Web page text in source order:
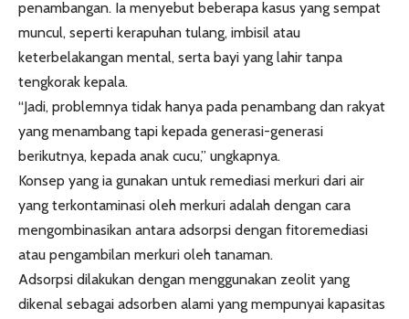
penambangan. Ia menyebut beberapa kasus yang sempat
muncul, seperti kerapuhan tulang, imbisil atau
keterbelakangan mental, serta bayi yang lahir tanpa
tengkorak kepala.
“Jadi, problemnya tidak hanya pada penambang dan rakyat
yang menambang tapi kepada generasi-generasi
berikutnya, kepada anak cucu,” ungkapnya.
Konsep yang ia gunakan untuk remediasi merkuri dari air
yang terkontaminasi oleh merkuri adalah dengan cara
mengombinasikan antara adsorpsi dengan fitoremediasi
atau pengambilan merkuri oleh tanaman.
Adsorpsi dilakukan dengan menggunakan zeolit yang
dikenal sebagai adsorben alami yang mempunyai kapasitas